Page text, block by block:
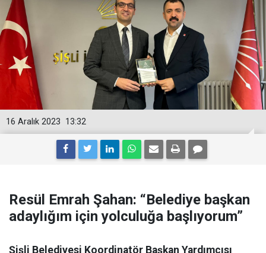
13:32
16 Aralık 2023
Resül Emrah Şahan: “Belediye başkan
adaylığım için yolculuğa başlıyorum”
Şişli Belediyesi Koordinatör Başkan Yardımcısı